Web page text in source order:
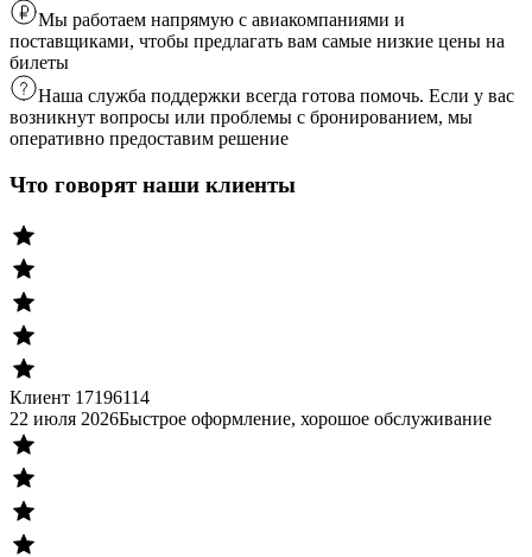
Мы работаем напрямую с авиакомпаниями и
поставщиками, чтобы предлагать вам самые низкие цены на
билеты
Наша служба поддержки всегда готова помочь. Если у вас
возникнут вопросы или проблемы с бронированием, мы
оперативно предоставим решение
Что говорят наши клиенты
Клиент 17196114
22 июля 2026Быстрое оформление, хорошое обслуживание